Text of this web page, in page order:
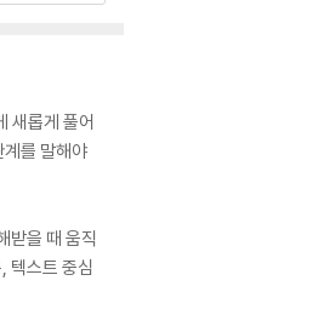
새롭게 풀어
계를 말해야
받을 때 움직
텍스트 중심